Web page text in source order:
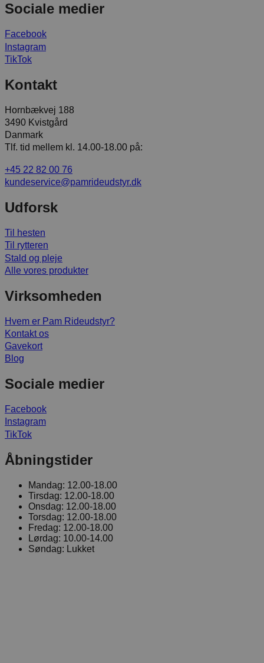
Sociale medier
Facebook
Instagram
TikTok
Kontakt
Hornbækvej 188
3490 Kvistgård
Danmark
Tlf. tid mellem kl. 14.00-18.00 på:
+45 22 82 00 76
kundeservice@pamrideudstyr.dk
Udforsk
Til hesten
Til rytteren
Stald og pleje
Alle vores produkter
Virksomheden
Hvem er Pam Rideudstyr?
Kontakt os
Gavekort
Blog
Sociale medier
Facebook
Instagram
TikTok
Åbningstider
Mandag: 12.00-18.00
Tirsdag: 12.00-18.00
Onsdag: 12.00-18.00
Torsdag: 12.00-18.00
Fredag: 12.00-18.00
Lørdag: 10.00-14.00
Søndag: Lukket